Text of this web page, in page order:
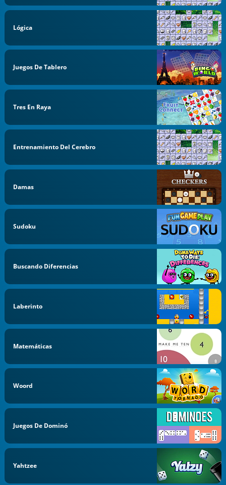
Lógica
Juegos De Tablero
Tres En Raya
Entrenamiento Del Cerebro
Damas
Sudoku
Buscando Diferencias
Laberinto
Matemáticas
Woord
Juegos De Dominó
Yahtzee